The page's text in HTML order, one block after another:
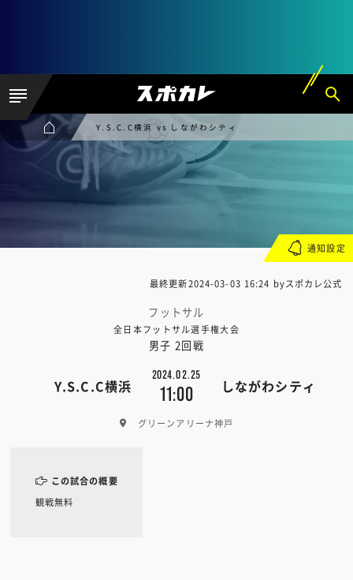
Y.S.C.C横浜 vs しながわシティ
最終更新2024-03-03 16:24 byスポカレ公式
フットサル
全日本フットサル選手権大会
男子 2回戦
Y.S.C.C横浜
2024.02.25
11:00 しながわシティ
グリーンアリーナ神戸
通知設定
この試合の概要
観戦無料